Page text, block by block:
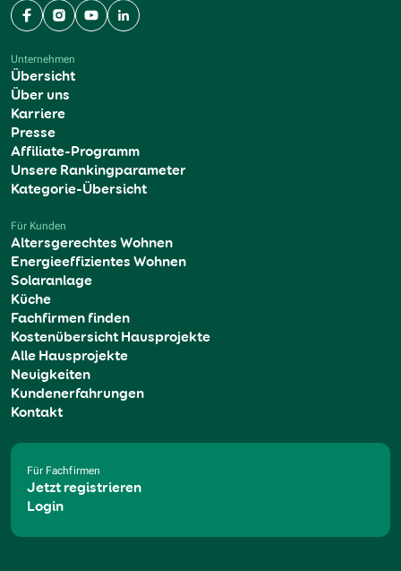
FacebookInstagram
YouTubeLinkedIn
Unternehmen
Übersicht
Über uns
Karriere
Presse
Affiliate-Programm
Unsere Rankingparameter
Kategorie-Übersicht
Für Kunden
Altersgerechtes Wohnen
Energieeffizientes Wohnen
Solaranlage
Küche
Fachfirmen finden
Kostenübersicht Hausprojekte
Alle Hausprojekte
Neuigkeiten
Kundenerfahrungen
Kontakt
Für Fachfirmen
Jetzt registrieren
Login